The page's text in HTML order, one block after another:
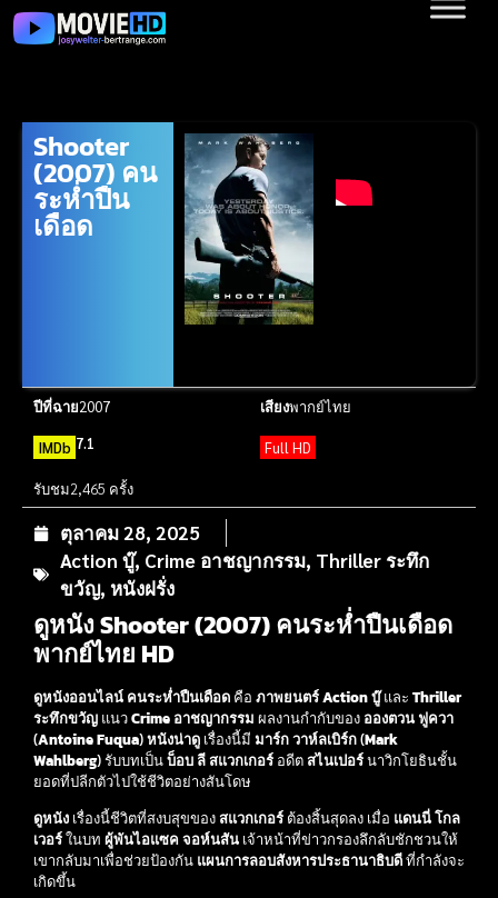
Shooter
(2007) คน
ระห่ำปืน
เดือด
ปีที่ฉาย2007 เสียงพากย์ไทย
IMDb 7.1 Full HD
รับชม2,465 ครั้ง
ตุลาคม 28, 2025
Action บู๊, Crime อาชญากรรม, Thriller ระทึก
ขวัญ, หนังฝรั่ง
ดูหนัง Shooter (2007) คนระห่ำปืนเดือด
พากย์ไทย HD
ดูหนังออนไลน์ คนระห่ำปืนเดือด คือ ภาพยนตร์Action บู๊และ Thriller
ระทึกขวัญ แนวCrime อาชญากรรม ผลงานกำกับของ อองตวน ฟูควา
(Antoine Fuqua)หนังน่าดู เรื่องนี้มี มาร์ก วาห์ลเบิร์ก(Mark
Wahlberg) รับบทเป็นบ็อบ ลี สแวกเกอร์ อดีตสไนเปอร์นาวิกโยธินชั้น
ยอดที่ปลีกตัวไปใช้ชีวิตอย่างสันโดษ
ดูหนัง เรื่องนี้ชีวิตที่สงบสุขของสแวกเกอร์ ต้องสิ้นสุดลง เมื่อ แดนนี่ โกล
เวอร์ในบท ผู้พันไอแซค จอห์นสัน เจ้าหน้าที่ข่าวกรองลึกลับชักชวนให้
เขากลับมาเพื่อช่วยป้องกัน แผนการลอบสังหารประธานาธิบดีที่กำลังจะ
เกิดขึ้น